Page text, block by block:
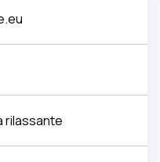
rilassante